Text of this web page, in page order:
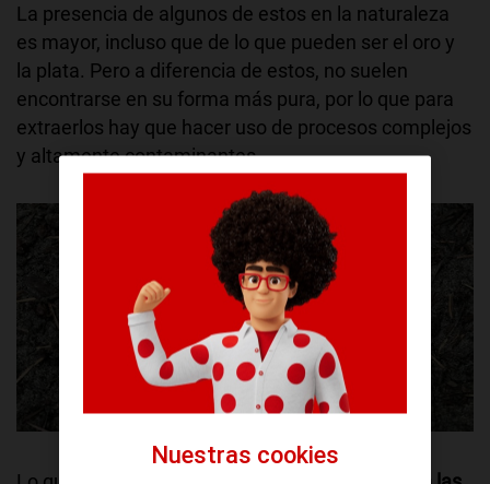
La presencia de algunos de estos en la naturaleza
es mayor, incluso que de lo que pueden ser el oro y
la plata. Pero a diferencia de estos, no suelen
encontrarse en su forma más pura, por lo que para
extraerlos hay que hacer uso de procesos complejos
y altamente contaminantes.
Tierra / Foto de Kier in Sight Archives en Unsplash
Nuestras cookies